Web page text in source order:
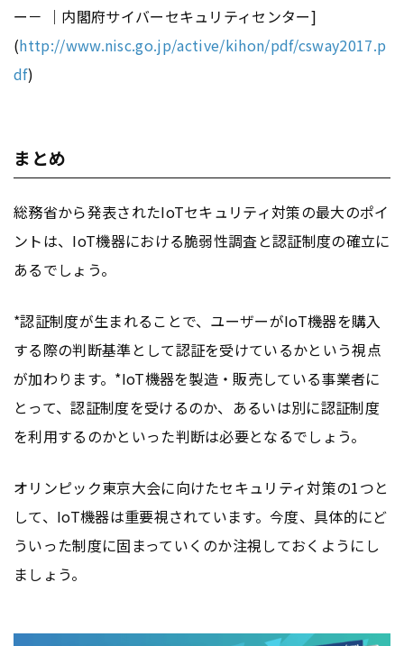
ー－ ｜内閣府サイバーセキュリティセンター]
(http://www.nisc.go.jp/active/kihon/pdf/csway2017.p
df)
まとめ
総務省から発表されたIoTセキュリティ対策の最大のポイ
ントは、IoT機器における脆弱性調査と認証制度の確立に
あるでしょう。
*認証制度が生まれることで、ユーザーがIoT機器を購入
する際の判断基準として認証を受けているかという視点
が加わります。*IoT機器を製造・販売している事業者に
とって、認証制度を受けるのか、あるいは別に認証制度
を利用するのかといった判断は必要となるでしょう。
オリンピック東京大会に向けたセキュリティ対策の1つと
して、IoT機器は重要視されています。今度、具体的にど
ういった制度に固まっていくのか注視しておくようにし
ましょう。